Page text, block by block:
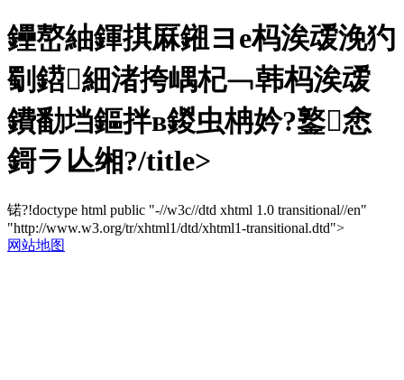
鑸嶅紬鍕掑厤鎺ヨе杩涘叆浼犳
劅鍣細渚挎嵎杞﹁韩杩涘叆
鐨勫垱鏂拌в鍐虫柟妗?鐜悆
鎶ラ亾缃?/title>
锘?!doctype html public "-//w3c//dtd xhtml 1.0 transitional//en"
"http://www.w3.org/tr/xhtml1/dtd/xhtml1-transitional.dtd">
网站地图